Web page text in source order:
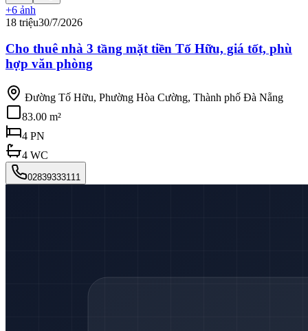
+6 ảnh
18 triệu30/7/2026
Cho thuê nhà 3 tầng mặt tiền Tố Hữu, giá tốt, phù
hợp văn phòng
Đường Tố Hữu, Phường Hòa Cường, Thành phố Đà Nẵng
83.00 m²
4 PN
4 WC
02839333111